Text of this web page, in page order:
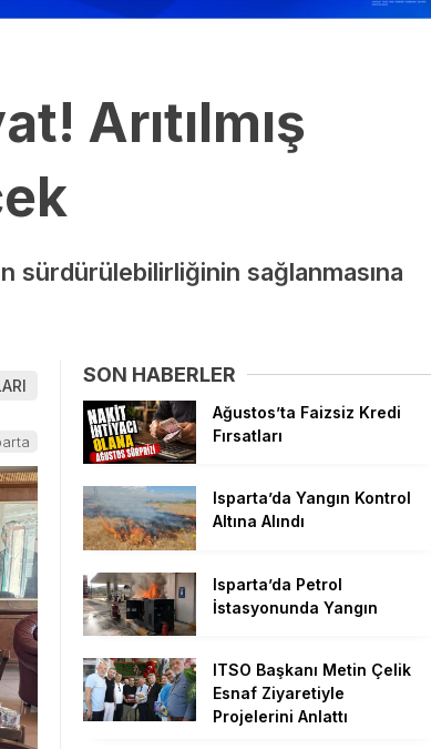
Arıtılmış
sürdürülebilirliğinin sağlanmasına
SON HABERLER
Ağustos’ta Faizsiz Kredi
Fırsatları
Isparta’da Yangın Kontrol
Altına Alındı
Isparta’da Petrol
İstasyonunda Yangın
ITSO Başkanı Metin Çelik
Esnaf Ziyaretiyle
Projelerini Anlattı